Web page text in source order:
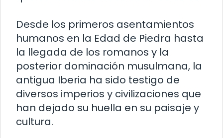
Desde los primeros asentamientos
humanos en la Edad de Piedra hasta
la llegada de los romanos y la
posterior dominación musulmana, la
antigua Iberia ha sido testigo de
diversos imperios y civilizaciones que
han dejado su huella en su paisaje y
cultura.